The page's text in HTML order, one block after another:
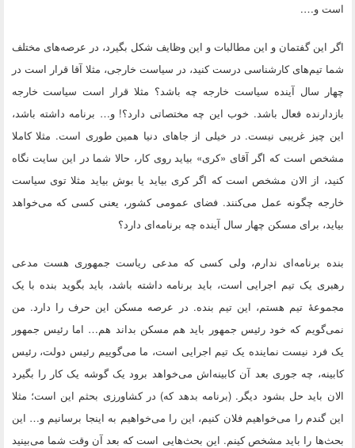
است و….
اگر این گفتمان و این مطالبات و این وظایف شکل بگیرد، در عرصه‌های مختلف
شما‌ تیم‌های کار‌شناسی درست کنید، در سیاست خارجی، مثلا آقا قرار است در
چهار سال آینده سیاست خارجه چه باشد؟ مثلا قرار است سیاست خارجه
بازدارنده فعال باشد. خوب این چه مختصاتی دارد؟! و… برنامه داشته باشد،
این چیز غریبی نیست. در خیلی از جاهای دنیا همین طوری است. مثلا کاملا
مشخص است که اگر آقای «کری» بیاید روی کار، حالا شما در این سایت نگاه
کنید، از الان مشخص است که اگر کری بیاید یا بوش بیاید مثلا توی سیاست
خارجه چگونه عمل می‌کنند. فضای عمومی کشور، یعنی کسی که می‌خواهد
بیاید، برای مسکن چهار سال آینده چه برنامه‌ای دارد؟
بنده برنامه‌ای ندارم، ولی کسی که مدعی ریاست جمهوری هست مدعی
رهبری یک تیم اجرایی است، باید برنامه داشته باشد، باید بگوید بنده با یک
مجموعهٔ تیم هستم، این تیم بنده. در عرصه مسکن این حرف را دارد. من
نمی‌گویم که خود رئیس جمهور باید هم مسکن بداند هم… اما رئیس جمهور
یک فرد نیست نماینده یک تیم اجرایی است، ما می‌گوییم رئیس دولت، رئیس
کابینه، چه جوری بعد آن کابینه‌اش می‌خواهد برود یک گوشه یک کار را بگیرد
الان باید حل بشود دیگر. (برنامه بدهد که) در کشاورزی بحثم این است؛ مثلا
این گندم را می‌خواهیم فلان کنیم، این را می‌خواهیم به اینجا برسانیم و… این
بحث‌ها را باید مشخص کینم. این بحث‌هایی است که بعد آن وقت شما می‌بینید